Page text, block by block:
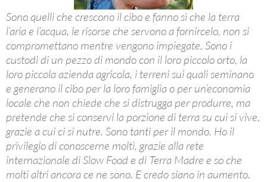
Sono quelli che crescono il cibo e fanno sì che la terra
l’aria e l’acqua, le risorse che servono a fornircelo, non si
compromettano mentre vengono impiegate. Sono i
custodi di un pezzo di mondo con il loro piccolo orto, la
loro piccola azienda agricola, i terreni sui quali seminano
e generano il cibo per la loro famiglia o per un’economia
locale che non chiede che si distrugga per produrre, ma
pretende che si conservi la porzione di terra su cui si vive,
grazie a cui ci si nutre. Sono tanti per il mondo. Ho il
privilegio di conoscerne molti, grazie alla rete
internazionale di Slow Food e di Terra Madre e so che
molti altri ancora ce ne sono. E credo siano in aumento.